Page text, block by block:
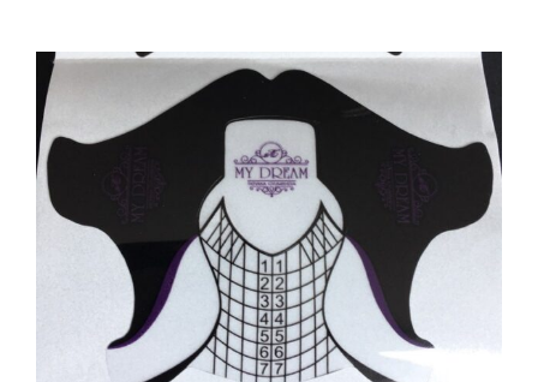
Надграждащи курсове
МАГАЗИН
Материали за изграждане на нокти
Златните четки на Татяна Гюмишева
Инструменти
НОВИНИ
КОНТАКТИ